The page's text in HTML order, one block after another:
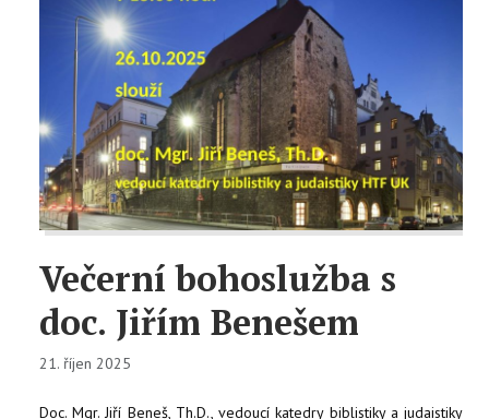
Večerní bohoslužba s
doc. Jiřím Benešem
21. říjen 2025
Doc. Mgr. Jiří Beneš, Th.D., vedoucí katedry biblistiky a judaistiky